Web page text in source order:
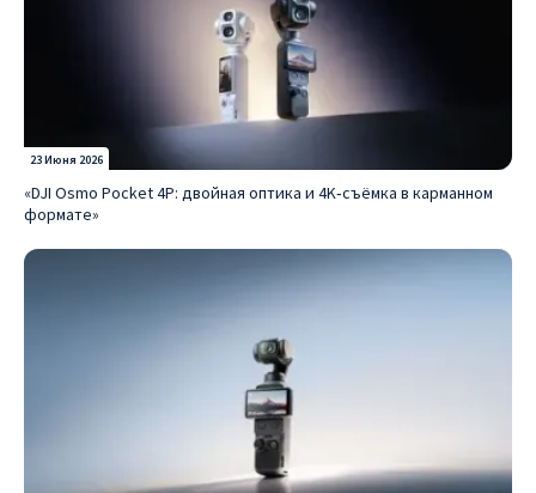
23 Июня 2026
«DJI Osmo Pocket 4P: двойная оптика и 4K‑съёмка в карманном
формате»